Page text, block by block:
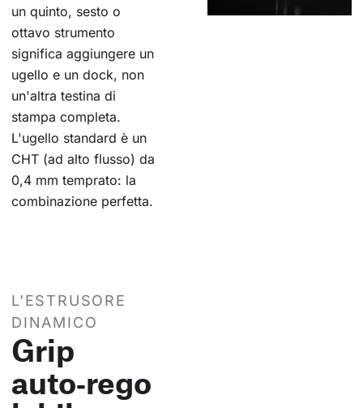
un quinto, sesto o
ottavo strumento
significa aggiungere un
ugello e un dock, non
un'altra testina di
stampa completa.
L'ugello standard è un
CHT (ad alto flusso) da
0,4 mm temprato: la
combinazione perfetta.
L'ESTRUSORE
DINAMICO
Grip
auto‑rego